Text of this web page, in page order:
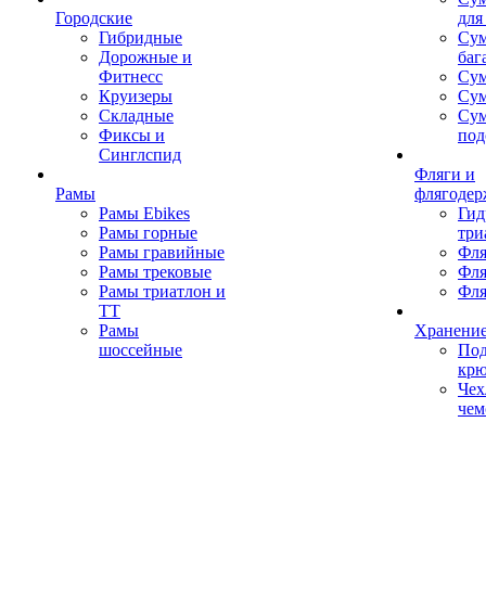
Городские
Гибридные
Дорожные и
Фитнесс
Круизеры
Складные
Фиксы и
Синглспид
Рамы
Рамы Ebikes
Рамы горные
Рамы гравийные
Рамы трековые
Рамы триатлон и
ТТ
Рамы
шоссейные
Фляги и